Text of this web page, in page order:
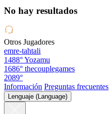
No hay resultados
Otros Jugadores
emre-tahtali
1488°Yozamu
1686° thecouplegames
2089°
Información Preguntas frecuentes
Lenguaje (Language)